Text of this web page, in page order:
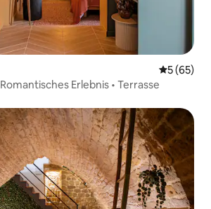
5 (65)
Erlebnis • Terrasse